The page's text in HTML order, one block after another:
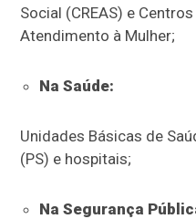
Social (CREAS) e
Atendimento à Mulher;
Na Saúde:
Unidades Básicas de
(PS) e hospitais;
Na Segurança